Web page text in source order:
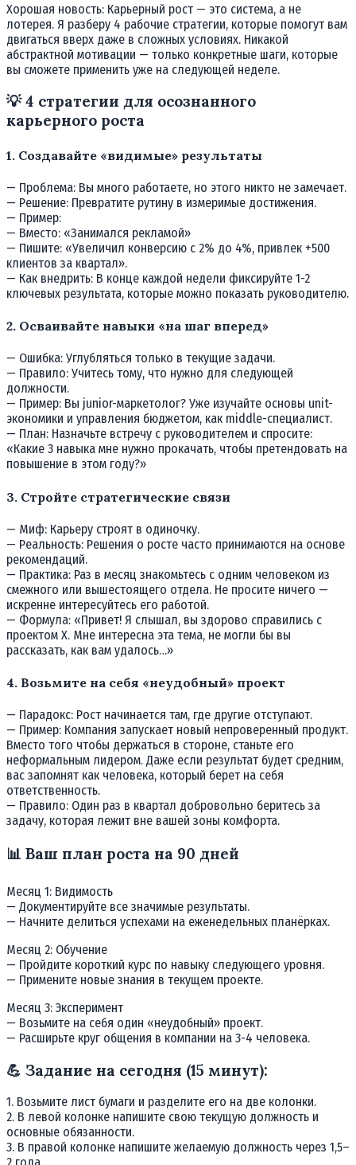
Хорошая новость: Карьерный рост — это система, а не
лотерея. Я разберу 4 рабочие стратегии, которые помогут вам
двигаться вверх даже в сложных условиях. Никакой
абстрактной мотивации — только конкретные шаги, которые
вы сможете применить уже на следующей неделе.
💡 4 стратегии для осознанного
карьерного роста
1. Создавайте «видимые» результаты
— Проблема: Вы много работаете, но этого никто не замечает.
— Решение: Превратите рутину в измеримые достижения.
— Пример:
— Вместо: «Занимался рекламой»
— Пишите: «Увеличил конверсию с 2% до 4%, привлек +500
клиентов за квартал».
— Как внедрить: В конце каждой недели фиксируйте 1-2
ключевых результата, которые можно показать руководителю.
2. Осваивайте навыки «на шаг вперед»
— Ошибка: Углубляться только в текущие задачи.
— Правило: Учитесь тому, что нужно для следующей
должности.
— Пример: Вы junior-маркетолог? Уже изучайте основы unit-
экономики и управления бюджетом, как middle-специалист.
— План: Назначьте встречу с руководителем и спросите:
«Какие 3 навыка мне нужно прокачать, чтобы претендовать на
повышение в этом году?»
3. Стройте стратегические связи
— Миф: Карьеру строят в одиночку.
— Реальность: Решения о росте часто принимаются на основе
рекомендаций.
— Практика: Раз в месяц знакомьтесь с одним человеком из
смежного или вышестоящего отдела. Не просите ничего —
искренне интересуйтесь его работой.
— Формула: «Привет! Я слышал, вы здорово справились с
проектом X. Мне интересна эта тема, не могли бы вы
рассказать, как вам удалось…»
4. Возьмите на себя «неудобный» проект
— Парадокс: Рост начинается там, где другие отступают.
— Пример: Компания запускает новый непроверенный продукт.
Вместо того чтобы держаться в стороне, станьте его
неформальным лидером. Даже если результат будет средним,
вас запомнят как человека, который берет на себя
ответственность.
— Правило: Один раз в квартал добровольно беритесь за
задачу, которая лежит вне вашей зоны комфорта.
📊 Ваш план роста на 90 дней
Месяц 1: Видимость
— Документируйте все значимые результаты.
— Начните делиться успехами на еженедельных планёрках.
Месяц 2: Обучение
— Пройдите короткий курс по навыку следующего уровня.
— Примените новые знания в текущем проекте.
Месяц 3: Эксперимент
— Возьмите на себя один «неудобный» проект.
— Расширьте круг общения в компании на 3-4 человека.
💪 Задание на сегодня (15 минут):
1. Возьмите лист бумаги и разделите его на две колонки.
2. В левой колонке напишите свою текущую должность и
основные обязанности.
3. В правой колонке напишите желаемую должность через 1,5–